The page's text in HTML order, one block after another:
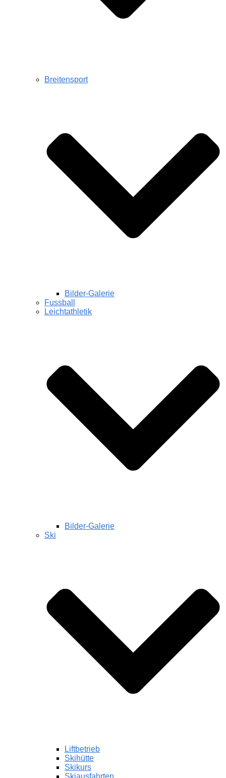
Breitensport
Bilder-Galerie
Fussball
Leichtathletik
Bilder-Galerie
Ski
Liftbetrieb
Skihütte
Skikurs
Skiausfahrten